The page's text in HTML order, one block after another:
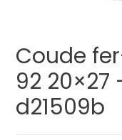
Coude
92 20×27
d21509b